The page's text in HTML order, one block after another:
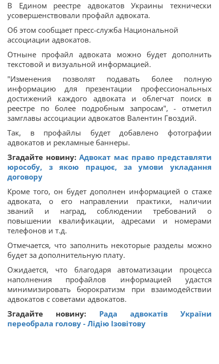
В Едином реестре адвокатов Украины технически
усовершенствовали профайл адвоката.
Об этом сообщает пресс-служба Национальной
ассоциации адвокатов.
Отныне профайл адвоката можно будет дополнить
текстовой и визуальной информацией.
"Изменения позволят подавать более полную
информацию для презентации профессиональных
достижений каждого адвоката и облегчат поиск в
реестре по более подробным запросам", - отметил
замглавы ассоциации адвокатов Валентин Гвоздий.
Так, в профайлы будет добавлено фотографии
адвокатов и рекламные баннеры.
Згадайте новину:Адвокат має право представляти
юрособу, з якою працює, за умови укладання
договору
Кроме того, он будет дополнен информацией о стаже
адвоката, о его направлении практики, наличии
званий и наград, соблюдении требований о
повышении квалификации, адресами и номерами
телефонов и т.д.
Отмечается, что заполнить некоторые разделы можно
будет за дополнительную плату.
Ожидается, что благодаря автоматизации процесса
наполнения профайлов информацией удастся
минимизировать бюрократизм при взаимодействии
адвокатов с советами адвокатов.
Згадайте новину: Рада адвокатів України
пeрeобрала голову - Лідію Ізовітову